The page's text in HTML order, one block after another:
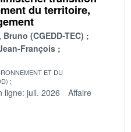
du territoire,
Bruno (CGEDD-TEC)
François
ET DU
ligne: juil. 2026
Affaire